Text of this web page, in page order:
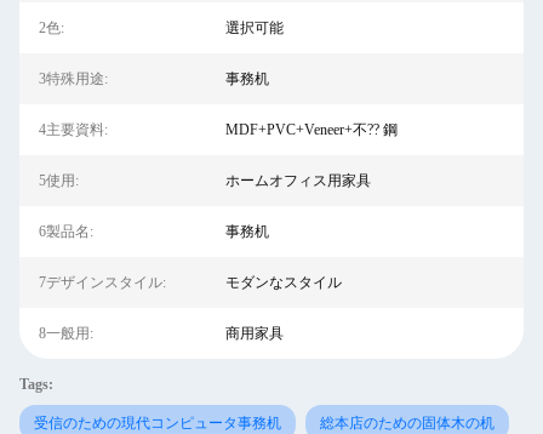
2色: 選択可能
3特殊用途: 事務机
4主要資料: MDF+PVC+Veneer+不?? 鋼
5使用: ホームオフィス用家具
6製品名: 事務机
7デザインスタイル: モダンなスタイル
8一般用: 商用家具
Tags:
受信のための現代コンピュータ事務机 総本店のための固体木の机